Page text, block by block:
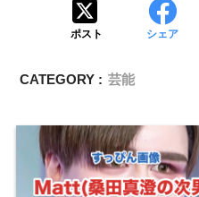
ポスト シェア
CATEGORY : 芸能